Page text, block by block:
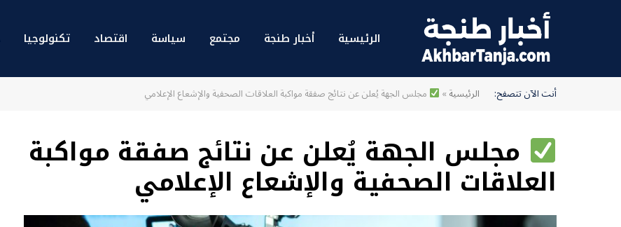
الرئيسية أخبار طنجة مجتمع سياسة اقتصاد تكنولوجيا
أنت الآن تتصفح: الرئيسية» مجلس الجهة يُعلن عن نتائج صفقة مواكبة العلاقات الصحفية والإشعاع الإعلامي
مجلس الجهة يُعلن عن نتائج صفقة مواكبة
العلاقات الصحفية والإشعاع الإعلامي